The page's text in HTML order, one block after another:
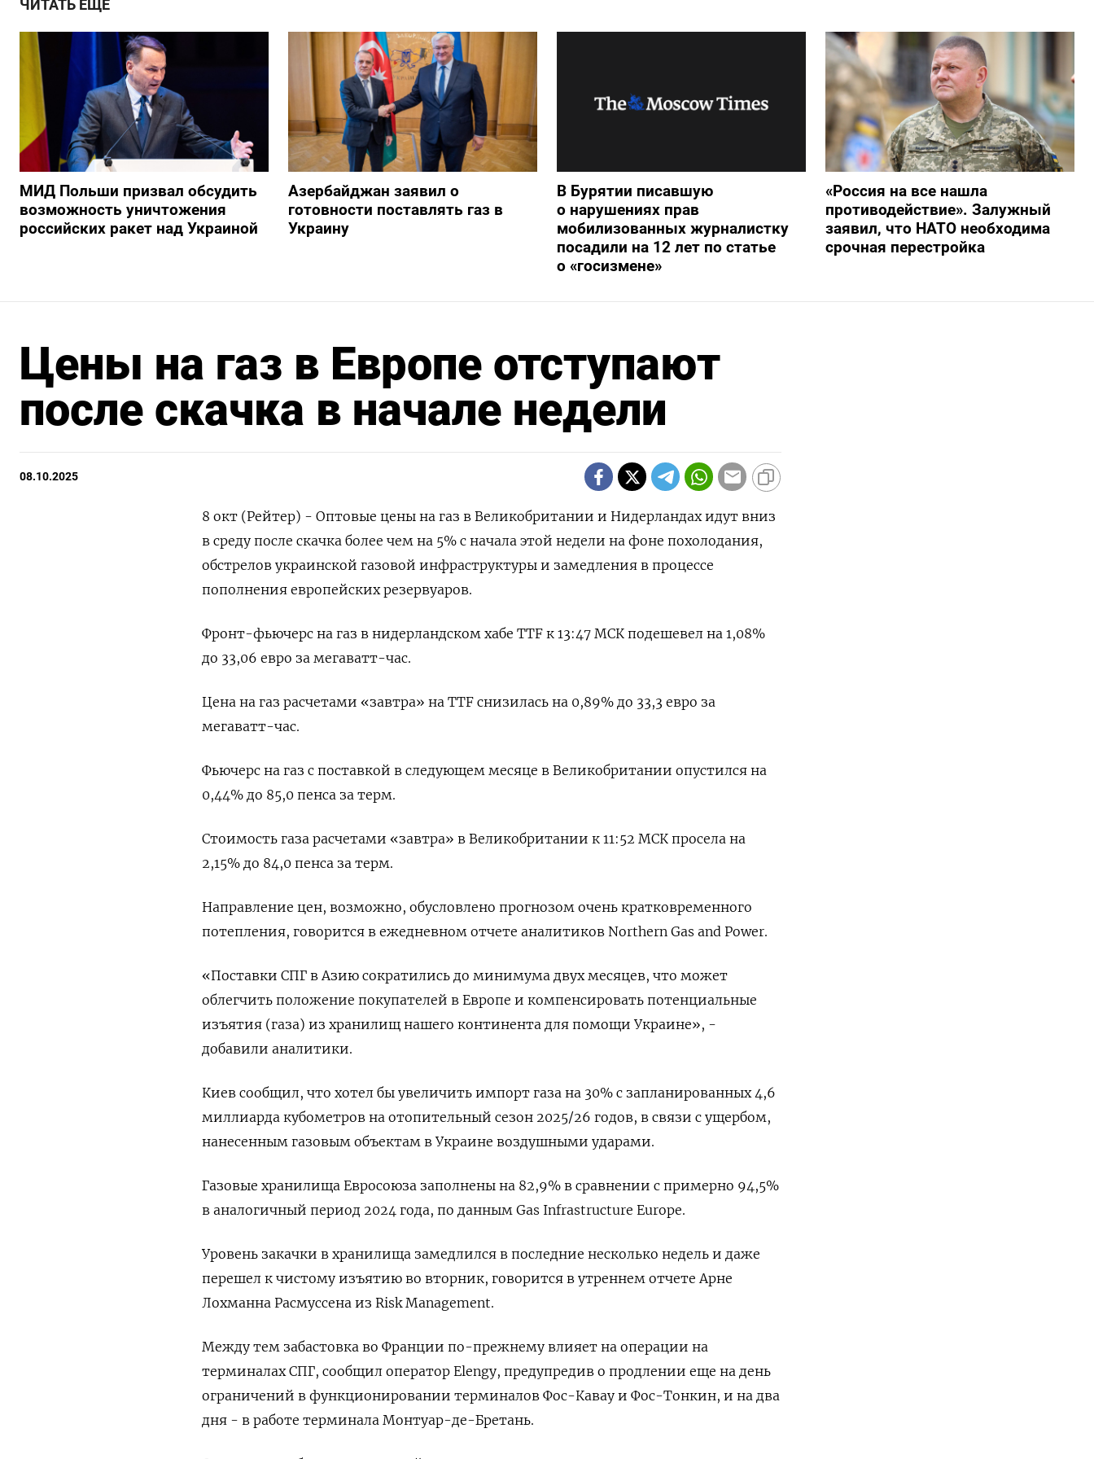
ЧИТАТЬ ЕЩЕ
МИД Польши призвал обсудить
возможность уничтожения
российских ракет над Украиной
Азербайджан заявил о
готовности поставлять газ в
Украину
В Бурятии писавшую
о нарушениях прав
мобилизованных журналистку
посадили на 12 лет по статье
о «госизмене»
«Россия на все нашла
противодействие». Залужный
заявил, что НАТО необходима
срочная перестройка
Цены на газ в Европе отступают
после скачка в начале недели
08.10.2025
8 окт (Рейтер) - Оптовые цены на газ в Великобритании и Нидерландах идут вниз
в среду после скачка более чем на 5% с начала этой недели на фоне похолодания,
обстрелов украинской газовой инфраструктуры и замедления в процессе
пополнения европейских резервуаров.
Фронт-фьючерс на газ в нидерландском хабе TTF к 13:47 МСК подешевел на 1,08%
до 33,06 евро за мегаватт-час.
Цена на газ расчетами «завтра» на TTF снизилась на 0,89% до 33,3 евро за
мегаватт-час.
Фьючерс на газ с поставкой в следующем месяце в Великобритании опустился на
0,44% до 85,0 пенса за терм.
Стоимость газа расчетами «завтра» в Великобритании к 11:52 МСК просела на
2,15% до 84,0 пенса за терм.
Направление цен, возможно, обусловлено прогнозом очень кратковременного
потепления, говорится в ежедневном отчете аналитиков Northern Gas and Power.
«Поставки СПГ в Азию сократились до минимума двух месяцев, что может
облегчить положение покупателей в Европе и компенсировать потенциальные
изъятия (газа) из хранилищ нашего континента для помощи Украине», -
добавили аналитики.
Киев сообщил, что хотел бы увеличить импорт газа на 30% с запланированных 4,6
миллиарда кубометров на отопительный сезон 2025/26 годов, в связи с ущербом,
нанесенным газовым объектам в Украине воздушными ударами.
Газовые хранилища Евросоюза заполнены на 82,9% в сравнении с примерно 94,5%
в аналогичный период 2024 года, по данным Gas Infrastructure Europe.
Уровень закачки в хранилища замедлился в последние несколько недель и даже
перешел к чистому изъятию во вторник, говорится в утреннем отчете Арне
Лохманна Расмуссена из Risk Management.
Между тем забастовка во Франции по-прежнему влияет на операции на
терминалах СПГ, сообщил оператор Elengy, предупредив о продлении еще на день
ограничений в функционировании терминалов Фос-Кавау и Фос-Тонкин, и на два
дня - в работе терминала Монтуар-де-Бретань.